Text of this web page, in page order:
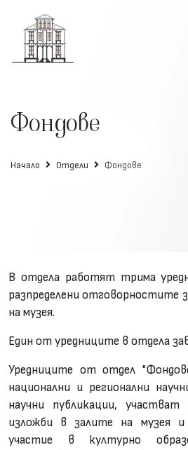
Фондове
Начало Отдели Фондове
В отдела работят трима
разпределени отговорностите
на музея.
Един от уредниците в отдела
Уредниците от отдел
национални и регионални
научни публикации,
изложби в залите на музея
участие в културно